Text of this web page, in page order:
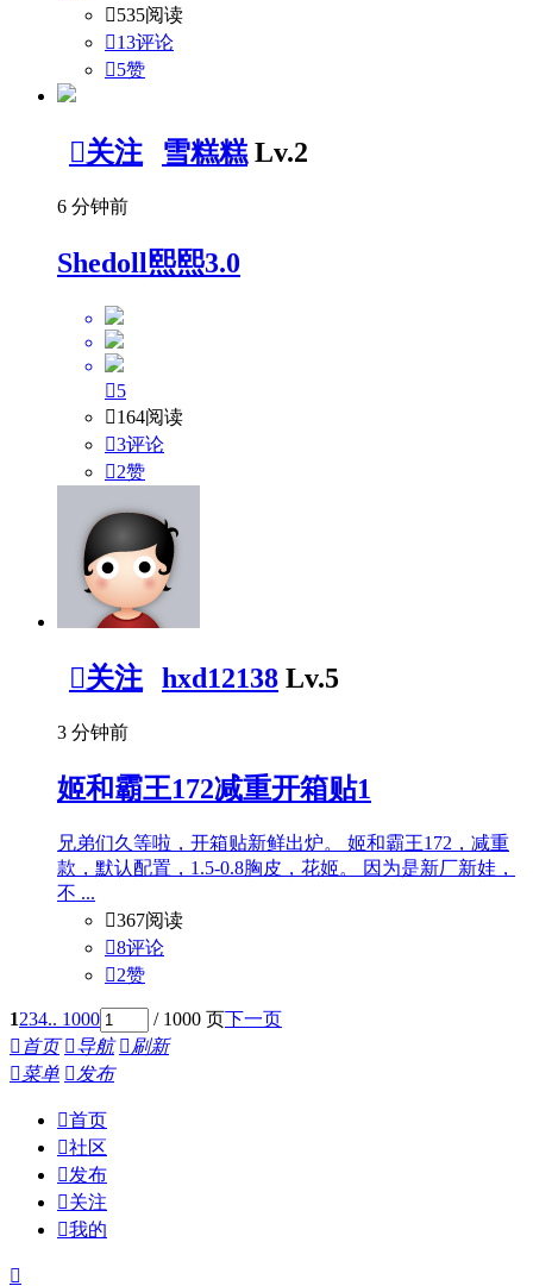
535阅读
13评论
5赞
关注 雪糕糕 Lv.2
6 分钟前
Shedoll熙熙3.0
5
164阅读
3评论
2赞
关注 hxd12138 Lv.5
3 分钟前
姬和霸王172减重开箱贴1
兄弟们久等啦，开箱贴新鲜出炉。 姬和霸王172，减重
款，默认配置，1.5-0.8胸皮，花姬。 因为是新厂新娃，
不 ...
367阅读
8评论
2赞
1234.. 1000 / 1000 页下一页
 首页 导航 刷新
菜单 发布
首页
社区
发布
关注
我的
